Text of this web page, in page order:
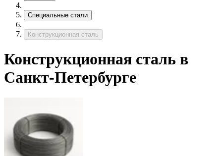
Специальные стали
Конструкционная сталь
Конструкционная сталь в
Санкт-Петербурге